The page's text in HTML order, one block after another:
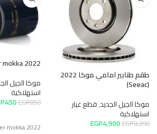
طقم طنابير امامي موكا 2022
(Seeac)
موكا الجيل الجديد,قطع غيار
استهلاكية
EGP8,200
EGP4,900
mokka 2022
موكا الجيل
استهلاكية
EGP850
450
mokka 2022